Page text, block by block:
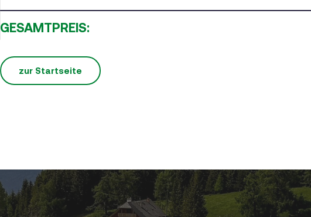
GESAMTPREIS:
zur Startseite